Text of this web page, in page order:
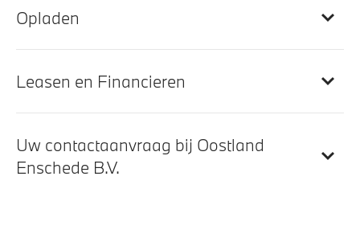
Doorlaadopening
Entertainment en communicatie
BMW TeleServices
Opladen
Leasen en Financieren
Uw contactaanvraag bij Oostland
Enschede B.V.